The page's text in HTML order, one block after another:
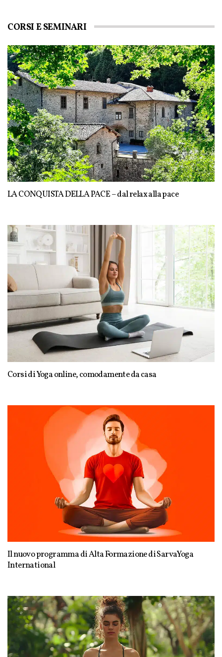
CORSI E SEMINARI
LA CONQUISTA DELLA PACE – dal relax alla pace
Corsi di Yoga online, comodamente da casa
Il nuovo programma di Alta Formazione di SarvaYoga
International